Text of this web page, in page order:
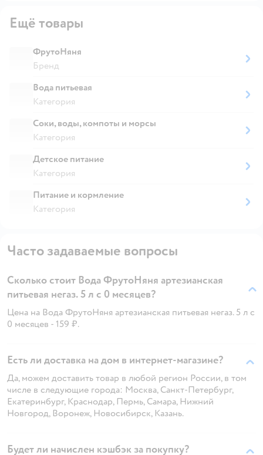
Ещё товары
ФрутоНяня
Бренд
Вода питьевая
Категория
Соки, воды, компоты и морсы
Категория
Детское питание
Категория
Питание и кормление
Категория
Часто задаваемые вопросы
Сколько стоит Вода ФрутоНяня артезианская
питьевая негаз. 5 л с 0 месяцев?
Цена на Вода ФрутоНяня артезианская питьевая негаз. 5 л с
0 месяцев - 159 ₽.
Есть ли доставка на дом в интернет-магазине?
Да, можем доставить товар в любой регион России, в том
числе в следующие города: Москва, Санкт-Петербург,
Екатеринбург, Краснодар, Пермь, Самара, Нижний
Новгород, Воронеж, Новосибирск, Казань.
Будет ли начислен кэшбэк за покупку?